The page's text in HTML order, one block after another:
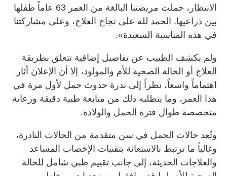
الانتظار، حملت مريضتنا البالغة من العمر 63 عاماً طفلها
بين ذراعيها. الحمد لله على نجاح العلاج، وعلى مشاركتنا
في هذه المناسبة السعيدة».
ولم يكشف الطبيب عن تفاصيل إضافية تتعلق بطريقة
العلاج أو الحالة الصحية للأم والمولود، إلا أن الإعلان أثار
اهتماماً واسعاً، نظراً إلى ندرة حدوث حمل لأول مرة في
هذا العمر، وما يتطلبه ذلك من متابعة طبية دقيقة ورعاية
متخصصة طوال فترة الحمل والولادة.
وتُعد حالات الحمل في سن متقدمة من الحالات النادرة،
وغالباً ما ترتبط بالاستعانة بتقنيات الإخصاب المساعد
والعلاجات الحديثة، إلى جانب تقييم طبي شامل للحالة